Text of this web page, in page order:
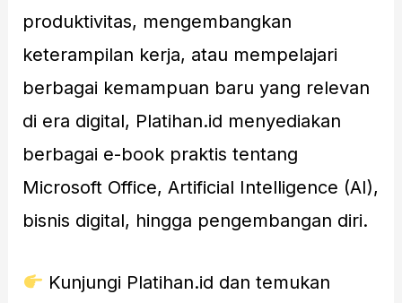
produktivitas, mengembangkan
keterampilan kerja, atau mempelajari
berbagai kemampuan baru yang relevan
di era digital, Platihan.id menyediakan
berbagai e-book praktis tentang
Microsoft Office, Artificial Intelligence (AI),
bisnis digital, hingga pengembangan diri.
Kunjungi Platihan.id dan temukan